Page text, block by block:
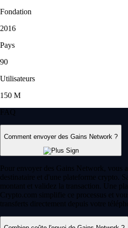
Fondation
2016
Pays
90
Utilisateurs
150 M
FAQ
Comment envoyer des Gains Network ?
Pour envoyer des Gains Network, vous
destinataire et d'une plateforme crypto.
montant et validez la transaction. Une
Crypto.com simplifie ce processus et
transferts directement depuis votre